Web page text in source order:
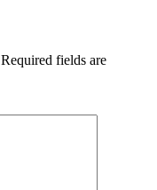
Required fields are